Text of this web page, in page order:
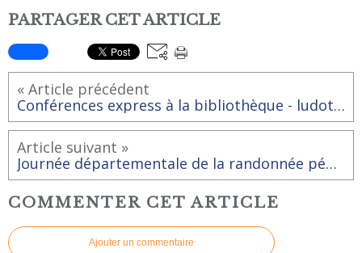
PARTAGER CET ARTICLE
« Article précédent
Conférences express à la bibliothèque - ludothèque.
Article suivant »
Journée départementale de la randonnée pédestre
COMMENTER CET ARTICLE
Ajouter un commentaire